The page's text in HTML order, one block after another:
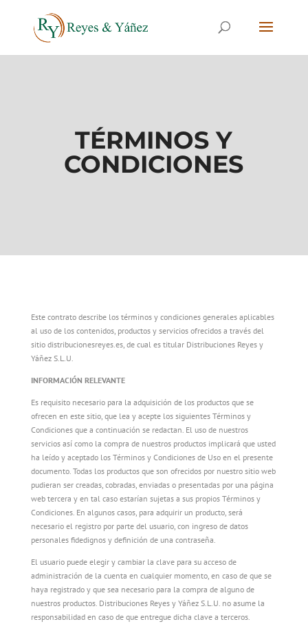
TÉRMINOS Y
CONDICIONES
Este contrato describe los términos y condiciones generales aplicables
al uso de los contenidos, productos y servicios ofrecidos a través del
sitio distribucionesreyes.es, de cual es titular Distribuciones Reyes y
Yáñez S.L.U.
INFORMACIÓN RELEVANTE
Es requisito necesario para la adquisición de los productos que se
ofrecen en este sitio, que lea y acepte los siguientes Términos y
Condiciones que a continuación se redactan. El uso de nuestros
servicios así como la compra de nuestros productos implicará que usted
ha leído y aceptado los Términos y Condiciones de Uso en el presente
documento. Todas los productos que son ofrecidos por nuestro sitio web
pudieran ser creadas, cobradas, enviadas o presentadas por una página
web tercera y en tal caso estarían sujetas a sus propios Términos y
Condiciones. En algunos casos, para adquirir un producto, será
necesario el registro por parte del usuario, con ingreso de datos
personales fidedignos y definición de una contraseña.
El usuario puede elegir y cambiar la clave para su acceso de
administración de la cuenta en cualquier momento, en caso de que se
haya registrado y que sea necesario para la compra de alguno de
nuestros productos. Distribuciones Reyes y Yáñez S.L.U. no asume la
responsabilidad en caso de que entregue dicha clave a terceros.